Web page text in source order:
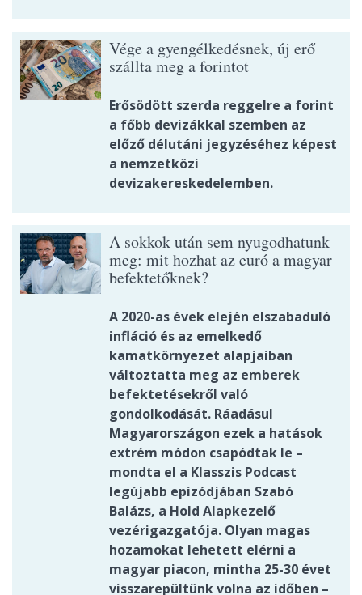
Vége a gyengélkedésnek, új erő
szállta meg a forintot
Erősödött szerda reggelre a forint
a főbb devizákkal szemben az
előző délutáni jegyzéséhez képest
a nemzetközi
devizakereskedelemben.
A sokkok után sem nyugodhatunk
meg: mit hozhat az euró a magyar
befektetőknek?
A 2020-as évek elején elszabaduló
infláció és az emelkedő
kamatkörnyezet alapjaiban
változtatta meg az emberek
befektetésekről való
gondolkodását. Ráadásul
Magyarországon ezek a hatások
extrém módon csapódtak le –
mondta el a Klasszis Podcast
legújabb epizódjában Szabó
Balázs, a Hold Alapkezelő
vezérigazgatója. Olyan magas
hozamokat lehetett elérni a
magyar piacon, mintha 25-30 évet
visszarepültünk volna az időben –